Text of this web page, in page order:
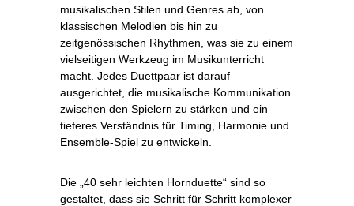
musikalischen Stilen und Genres ab, von
klassischen Melodien bis hin zu
zeitgenössischen Rhythmen, was sie zu einem
vielseitigen Werkzeug im Musikunterricht
macht. Jedes Duettpaar ist darauf
ausgerichtet, die musikalische Kommunikation
zwischen den Spielern zu stärken und ein
tieferes Verständnis für Timing, Harmonie und
Ensemble-Spiel zu entwickeln.
Die „40 sehr leichten Hornduette“ sind so
gestaltet, dass sie Schritt für Schritt komplexer